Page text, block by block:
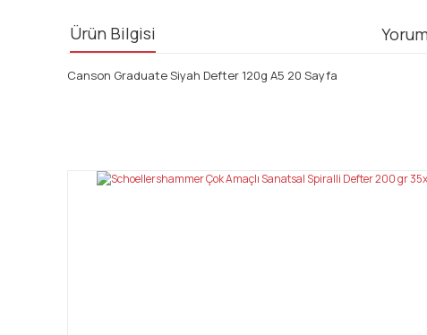
Ürün Bilgisi
Canson Graduate Siyah Defter 120g A5 20 Sayfa
Bu ürünün fiyat bilgisi, resim, ürün açıklamalarında ve diğer
Ürün resmi kalitesiz, bozuk veya görüntülenemiyor.